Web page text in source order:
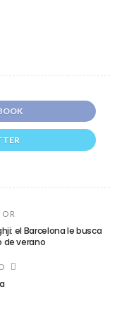
el Barcelona le busca
de verano